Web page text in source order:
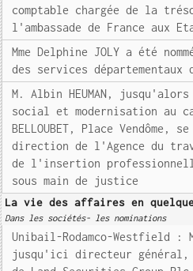
comptable chargée de la
l'ambassade de France aux
Mme Delphine JOLY a été
des services départementaux
M. Albin HEUMAN,
social et modernisation au
BELLOUBET, Place
direction de l'Agence du
de l'insertion
sous main de justice
La vie des affaires en
Dans les sociétés- les nominations
Unibail-Rodamco-Westfield :
jusqu'ici directeur